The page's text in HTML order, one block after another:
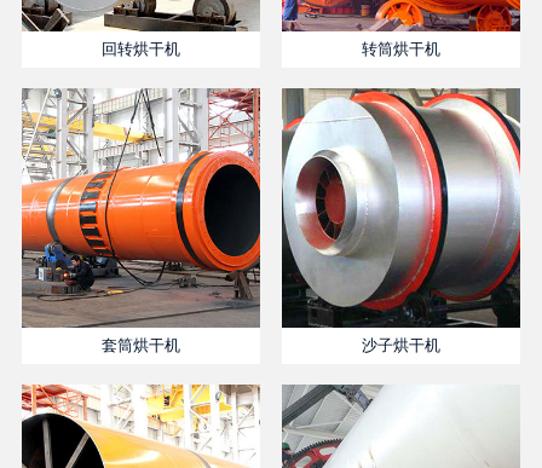
回转烘干机 转筒烘干机
套筒烘干机 沙子烘干机